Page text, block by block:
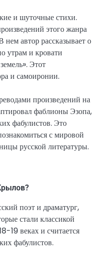
и шуточные стихи.
этого жанра
автор рассказывает о
утрам и кровати
Этот
и самоиронии.
произведений на
фаблионы Эзопа,
фабулистов. Это
с мировой
русской литературы.
поэт и драматург,
стали классикой
19 веках и считается
фабулистов.